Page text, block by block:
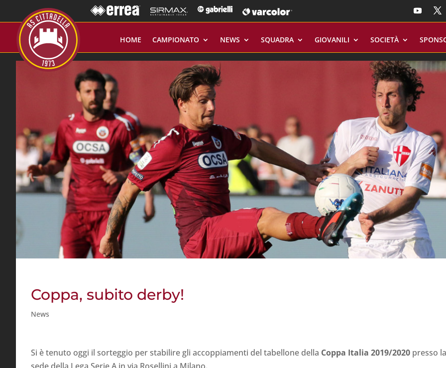
HOME CAMPIONATO NEWS SQUADRA GIOVANILI SOCIETÀ
Coppa, subito derby!
News
Si è tenuto oggi il sorteggio per stabilire gli accoppiamenti del tabellone della Coppa Italia 2019/2020 presso la